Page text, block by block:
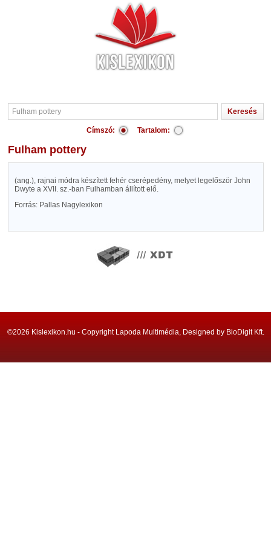
Címszó: Tartalom:
Fulham pottery
(ang.), rajnai módra készített fehér cserépedény, melyet legelőször John
Dwyte a XVII. sz.-ban Fulhamban állított elő.
Forrás: Pallas Nagylexikon
©2026 Kislexikon.hu - Copyright Lapoda Multimédia, Designed by BioDigit Kft.